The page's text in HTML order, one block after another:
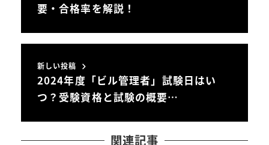
要・合格率を解説！
新しい投稿
2024年度「ビル管理者」試験日はい
つ？受験資格と試験の概要…
関連記事